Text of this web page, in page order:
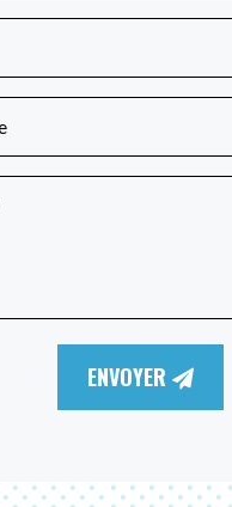
ENVOYER